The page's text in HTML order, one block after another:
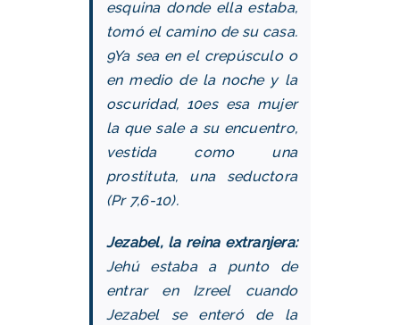
esquina donde ella estaba,
tomó el camino de su casa.
9Ya sea en el crepúsculo o
en medio de la noche y la
oscuridad, 10es esa mujer
la que sale a su encuentro,
vestida como una
prostituta, una seductora
(Pr 7,6-10).
Jezabel, la reina extranjera:
Jehú estaba a punto de
entrar en Izreel cuando
Jezabel se enteró de la